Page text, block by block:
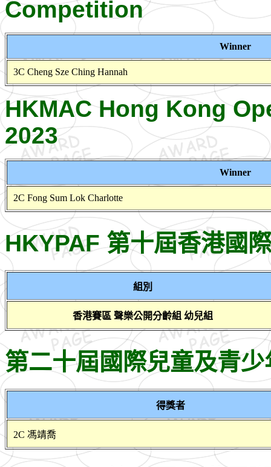
Competition
Winner
3C Cheng Sze Ching Hannah
HKMAC Hong Kong
2023
Winner
2C Fong Sum Lok Charlotte
HKYPAF 第十屆香港國
組別
香港賽區 聲樂公開分齡組 幼兒組
第二十屆國際兒童及青
得獎者
2C 馮靖喬